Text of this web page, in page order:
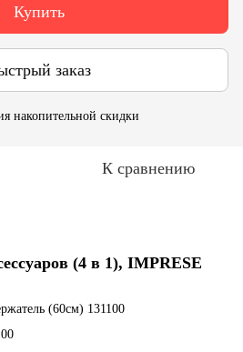
Купить
заказ
накопительной скидки
К сравнению
(4 в 1), IMPRESE
(60см) 131100